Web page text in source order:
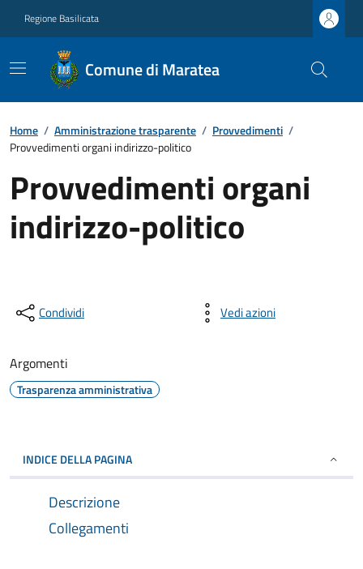
Regione Basilicata
Comune di Maratea
Home / Amministrazione trasparente / Provvedimenti /
Provvedimenti organi indirizzo-politico
Provvedimenti organi
indirizzo-politico
Condividi Vedi azioni
Argomenti
Trasparenza amministrativa
INDICE DELLA PAGINA
Descrizione
Collegamenti